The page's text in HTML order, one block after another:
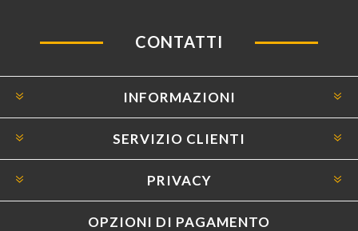
CONTATTI
INFORMAZIONI
SERVIZIO CLIENTI
PRIVACY
OPZIONI DI PAGAMENTO